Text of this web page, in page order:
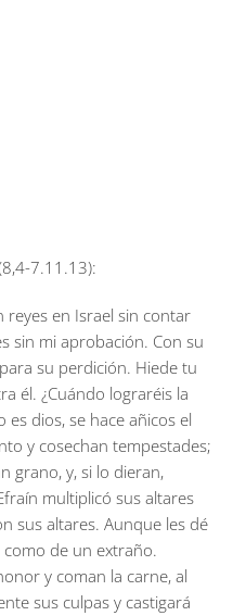
7.11.13):
reyes en Israel sin contar
sin mi aprobación. Con su
su perdición. Hiede tu
él. ¿Cuándo lograréis la
es dios, se hace añicos el
y cosechan tempestades;
grano, y, si lo dieran,
multiplicó sus altares
sus altares. Aunque les dé
de un extraño.
y coman la carne, al
sus culpas y castigará